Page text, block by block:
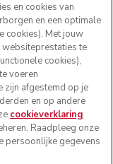
en cookies van
en een optimale
cookies). Met jouw
te
cookies),
voeren
zijn afgestemd op je
en op andere
cookieverklaring
Raadpleeg onze
persoonlijke gegevens